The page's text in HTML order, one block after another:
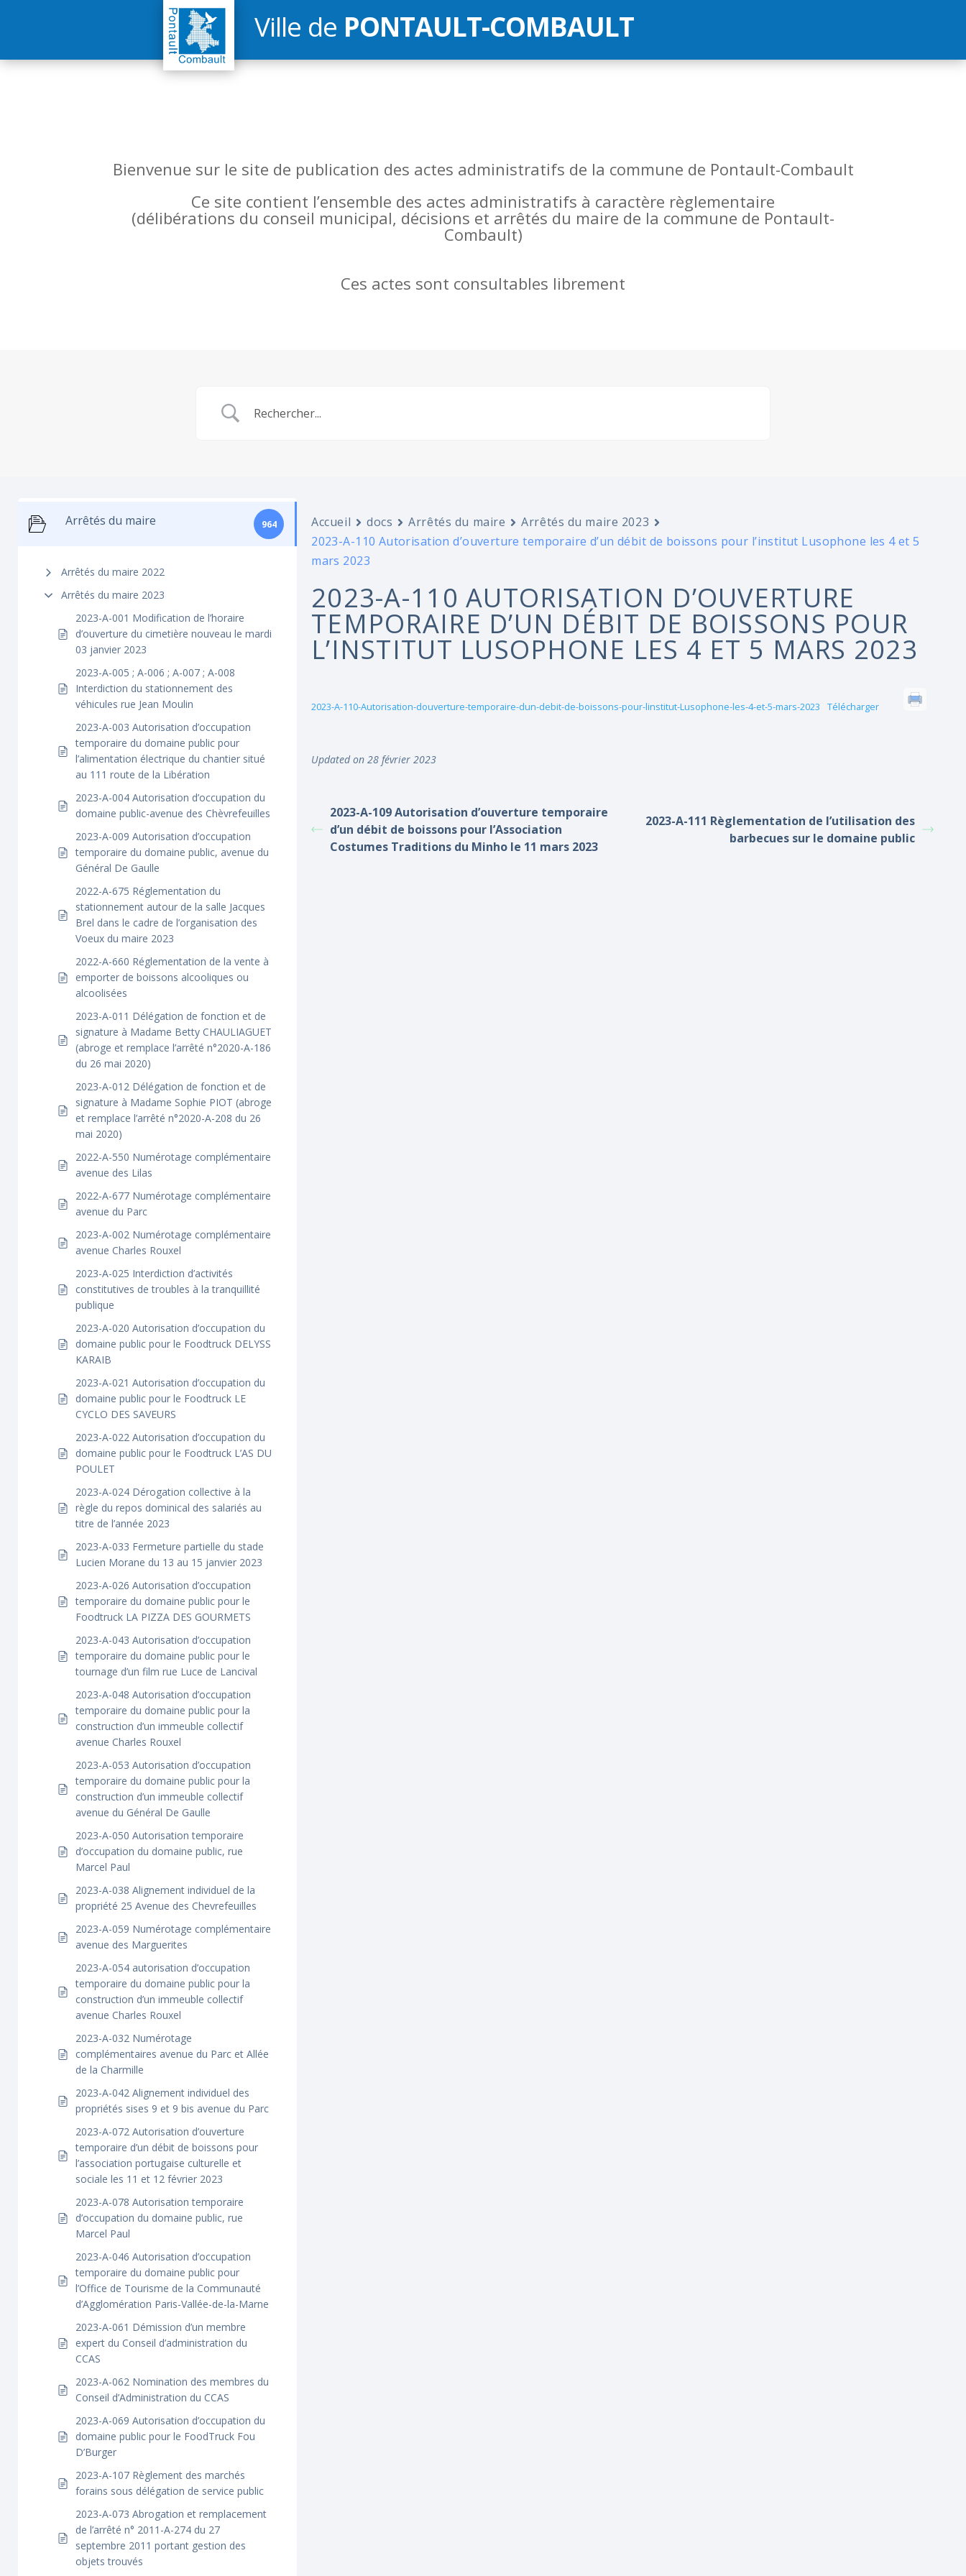
Ville de PONTAULT-COMBAULT
Bienvenue sur le site de publication des actes administratifs de la commune de Pontault-Combault
Ce site contient l’ensemble des actes administratifs à caractère règlementaire
(délibérations du conseil municipal, décisions et arrêtés du maire de la commune de Pontault-
Combault)
Ces actes sont consultables librement
Arrêtés du maire 964
Arrêtés du maire 2022
Arrêtés du maire 2023
2023-A-001 Modification de l’horaire
d’ouverture du cimetière nouveau le mardi
03 janvier 2023
2023-A-005 ; A-006 ; A-007 ; A-008
Interdiction du stationnement des
véhicules rue Jean Moulin
2023-A-003 Autorisation d’occupation
temporaire du domaine public pour
l’alimentation électrique du chantier situé
au 111 route de la Libération
2023-A-004 Autorisation d’occupation du
domaine public-avenue des Chèvrefeuilles
2023-A-009 Autorisation d’occupation
temporaire du domaine public, avenue du
Général De Gaulle
2022-A-675 Réglementation du
stationnement autour de la salle Jacques
Brel dans le cadre de l’organisation des
Voeux du maire 2023
2022-A-660 Réglementation de la vente à
emporter de boissons alcooliques ou
alcoolisées
2023-A-011 Délégation de fonction et de
signature à Madame Betty CHAULIAGUET
(abroge et remplace l’arrêté n°2020-A-186
du 26 mai 2020)
2023-A-012 Délégation de fonction et de
signature à Madame Sophie PIOT (abroge
et remplace l’arrêté n°2020-A-208 du 26
mai 2020)
2022-A-550 Numérotage complémentaire
avenue des Lilas
2022-A-677 Numérotage complémentaire
avenue du Parc
2023-A-002 Numérotage complémentaire
avenue Charles Rouxel
2023-A-025 Interdiction d’activités
constitutives de troubles à la tranquillité
publique
2023-A-020 Autorisation d’occupation du
domaine public pour le Foodtruck DELYSS
KARAIB
2023-A-021 Autorisation d’occupation du
domaine public pour le Foodtruck LE
CYCLO DES SAVEURS
2023-A-022 Autorisation d’occupation du
domaine public pour le Foodtruck L’AS DU
POULET
2023-A-024 Dérogation collective à la
règle du repos dominical des salariés au
titre de l’année 2023
2023-A-033 Fermeture partielle du stade
Lucien Morane du 13 au 15 janvier 2023
2023-A-026 Autorisation d’occupation
temporaire du domaine public pour le
Foodtruck LA PIZZA DES GOURMETS
2023-A-043 Autorisation d’occupation
temporaire du domaine public pour le
tournage d’un film rue Luce de Lancival
2023-A-048 Autorisation d’occupation
temporaire du domaine public pour la
construction d’un immeuble collectif
avenue Charles Rouxel
2023-A-053 Autorisation d’occupation
temporaire du domaine public pour la
construction d’un immeuble collectif
avenue du Général De Gaulle
2023-A-050 Autorisation temporaire
d’occupation du domaine public, rue
Marcel Paul
2023-A-038 Alignement individuel de la
propriété 25 Avenue des Chevrefeuilles
2023-A-059 Numérotage complémentaire
avenue des Marguerites
2023-A-054 autorisation d’occupation
temporaire du domaine public pour la
construction d’un immeuble collectif
avenue Charles Rouxel
2023-A-032 Numérotage
complémentaires avenue du Parc et Allée
de la Charmille
2023-A-042 Alignement individuel des
propriétés sises 9 et 9 bis avenue du Parc
2023-A-072 Autorisation d’ouverture
temporaire d’un débit de boissons pour
l’association portugaise culturelle et
sociale les 11 et 12 février 2023
2023-A-078 Autorisation temporaire
d’occupation du domaine public, rue
Marcel Paul
2023-A-046 Autorisation d’occupation
temporaire du domaine public pour
l’Office de Tourisme de la Communauté
d’Agglomération Paris-Vallée-de-la-Marne
2023-A-061 Démission d’un membre
expert du Conseil d’administration du
CCAS
2023-A-062 Nomination des membres du
Conseil d’Administration du CCAS
2023-A-069 Autorisation d’occupation du
domaine public pour le FoodTruck Fou
D’Burger
2023-A-107 Règlement des marchés
forains sous délégation de service public
2023-A-073 Abrogation et remplacement
de l’arrêté n° 2011-A-274 du 27
septembre 2011 portant gestion des
objets trouvés
Accueil docs Arrêtés du maire
Arrêtés du maire 2023
2023-A-110 Autorisation d’ouverture temporaire d’un débit de boissons pour l’institut Lusophone les 4 et 5
mars 2023
2023-A-110 AUTORISATION D’OUVERTURE
TEMPORAIRE D’UN DÉBIT DE BOISSONS POUR
L’INSTITUT LUSOPHONE LES 4 ET 5 MARS 2023
2023-A-110-Autorisation-douverture-temporaire-dun-debit-de-boissons-pour-linstitut-Lusophone-les-4-et-5-mars-2023 Télécharger
Updated on 28 février 2023
2023-A-109 Autorisation d’ouverture temporaire
d’un débit de boissons pour l’Association
Costumes Traditions du Minho le 11 mars 2023
2023-A-111 Règlementation de l’utilisation des
barbecues sur le domaine public